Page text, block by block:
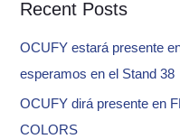
r
Recent Posts
OCUFY estará presente
esperamos en el Stand 38
OCUFY dirá presente en
COLORS